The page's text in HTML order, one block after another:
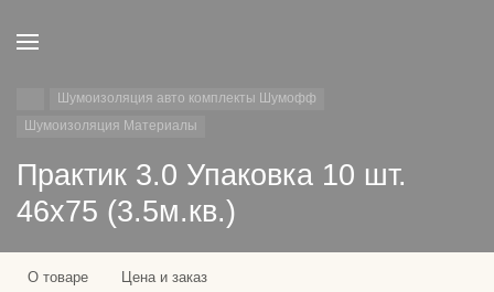
Шумоизоляция авто комплекты Шумофф
Шумоизоляция Материалы
Практик 3.0 Упаковка 10 шт.
46х75 (3.5м.кв.)
О товаре Цена и заказ